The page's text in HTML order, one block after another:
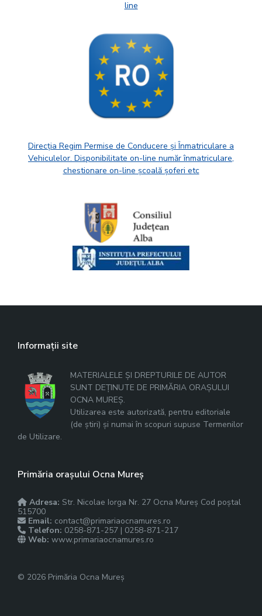
line
Direcția Regim Permise de Conducere și Înmatriculare a
Vehiculelor. Disponibilitate on-line număr înmatriculare,
chestionare on-line școală șoferi etc
Informații site
MATERIALELE ȘI DREPTURILE DE AUTOR
SUNT DEȚINUTE DE PRIMĂRIA ORAȘULUI
OCNA MUREȘ.
Utilizarea este autorizată, pentru editoriale
(de știri) și numai în scopuri supuse Termenilor
de Utilizare.
Primăria orașului Ocna Mureș
Adresa: Str. Nicolae Iorga Nr. 27 Ocna Mureș Cod poștal
515700
Email: contact@primariaocnamures.ro
Telefon: 0258-871-257 | 0258-871-217
Web: www.primariaocnamures.ro
© 2026 Primăria Ocna Mureș